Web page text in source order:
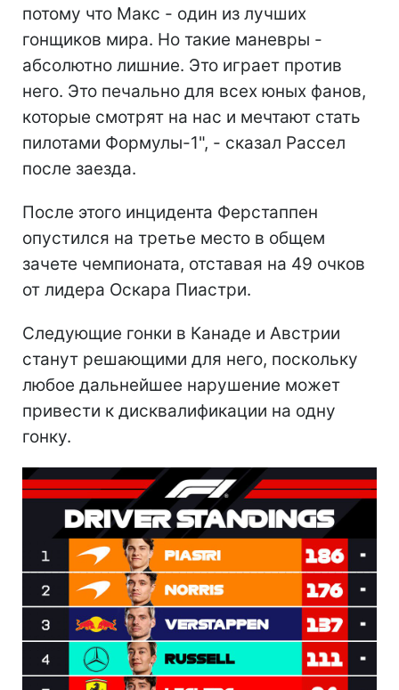
потому что Макс - один из лучших
гонщиков мира. Но такие маневры -
абсолютно лишние. Это играет против
него. Это печально для всех юных фанов,
которые смотрят на нас и мечтают стать
пилотами Формулы-1", - сказал Рассел
после заезда.
После этого инцидента Ферстаппен
опустился на третье место в общем
зачете чемпионата, отставая на 49 очков
от лидера Оскара Пиастри.
Следующие гонки в Канаде и Австрии
станут решающими для него, поскольку
любое дальнейшее нарушение может
привести к дисквалификации на одну
гонку.